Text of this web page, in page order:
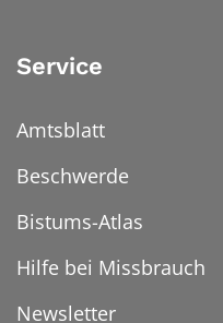
Service
Amtsblatt
Beschwerde
Bistums-Atlas
Hilfe bei Missbrauch
Newsletter